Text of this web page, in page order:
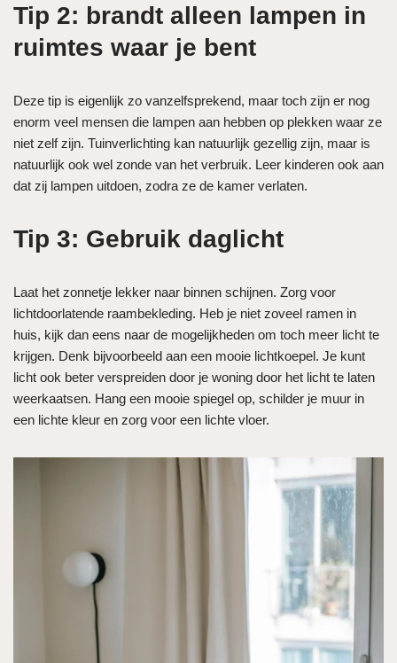
Tip 2: brandt alleen lampen in
ruimtes waar je bent
Deze tip is eigenlijk zo vanzelfsprekend, maar toch zijn er nog
enorm veel mensen die lampen aan hebben op plekken waar ze
niet zelf zijn. Tuinverlichting kan natuurlijk gezellig zijn, maar is
natuurlijk ook wel zonde van het verbruik. Leer kinderen ook aan
dat zij lampen uitdoen, zodra ze de kamer verlaten.
Tip 3: Gebruik daglicht
Laat het zonnetje lekker naar binnen schijnen. Zorg voor
lichtdoorlatende raambekleding. Heb je niet zoveel ramen in
huis, kijk dan eens naar de mogelijkheden om toch meer licht te
krijgen. Denk bijvoorbeeld aan een mooie lichtkoepel. Je kunt
licht ook beter verspreiden door je woning door het licht te laten
weerkaatsen. Hang een mooie spiegel op, schilder je muur in
een lichte kleur en zorg voor een lichte vloer.